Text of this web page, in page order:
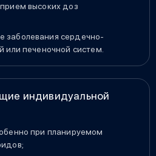
высоких доз
заболевания сердечно-
или печеночной систем.
индивидуальной
при планируемом